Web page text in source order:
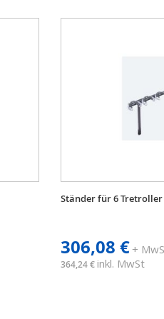
Ständer für 6 Tretroller
306,08 €+
364,24 € inkl. MwSt